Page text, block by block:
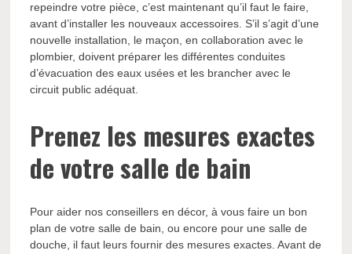
repeindre votre pièce, c’est maintenant qu’il faut le faire,
avant d’installer les nouveaux accessoires. S’il s’agit d’une
nouvelle installation, le maçon, en collaboration avec le
plombier, doivent préparer les différentes conduites
d’évacuation des eaux usées et les brancher avec le
circuit public adéquat.
Prenez les mesures exactes
de votre salle de bain
Pour aider nos conseillers en décor, à vous faire un bon
plan de votre salle de bain, ou encore pour une salle de
douche, il faut leurs fournir des mesures exactes. Avant de